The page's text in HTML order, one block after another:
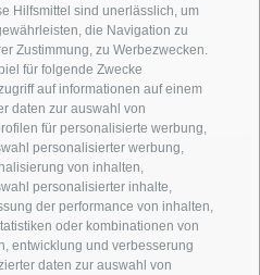
Hilfsmittel sind unerlässlich, um
die Navigation zu
Zustimmung, zu Werbezwecken.
für folgende Zwecke
auf informationen auf einem
daten zur auswahl von
für personalisierte werbung,
personalisierter werbung,
von inhalten,
personalisierter inhalte,
der performance von inhalten,
oder kombinationen von
entwicklung und verbesserung
daten zur auswahl von
2 3 › »
Angezeigte Einträge 1-8